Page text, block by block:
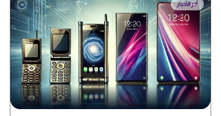
آخر الأخبار